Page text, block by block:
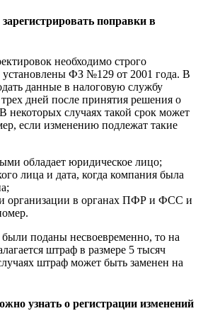
поправки в
необходимо строго
ФЗ №129 от 2001 года. В
данные в налоговую службу
дней после принятия решения о
некоторых случаях такой срок может
если изменению подлежат такие
обладает юридическое лицо;
лица и дата, когда компания была
организации в органах ПФР и ФСС и
поданы несвоевременно, то на
штраф в размере 5 тысяч
штраф может быть заменен на
узнать о регистрации изменений